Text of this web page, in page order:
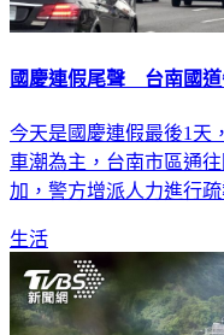
國慶連假尾聲 台南國道
今天是國慶連假最後1天
車潮為主，台南市區通
加，警方增派人力進行疏
生活